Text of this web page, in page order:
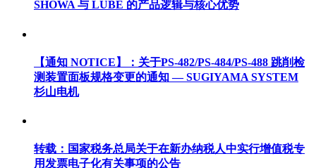
SHOWA 与 LUBE 的产品逻辑与核心优势
【通知 NOTICE】：关于PS-482/PS-484/PS-488 跳削检
测装置面板规格变更的通知 — SUGIYAMA SYSTEM
杉山电机
转载：国家税务总局关于在新办纳税人中实行增值税专
用发票电子化有关事项的公告